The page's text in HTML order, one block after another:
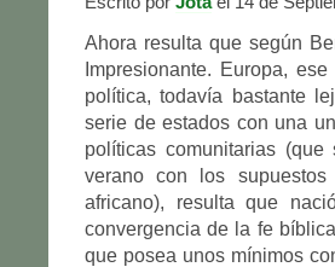
Ahora resulta que según
Impresionante. Europa,
política, todavía bastante
serie de estados con una
políticas comunitarias
verano con los
africano), resulta que
convergencia de la fe
que posea unos mínimos